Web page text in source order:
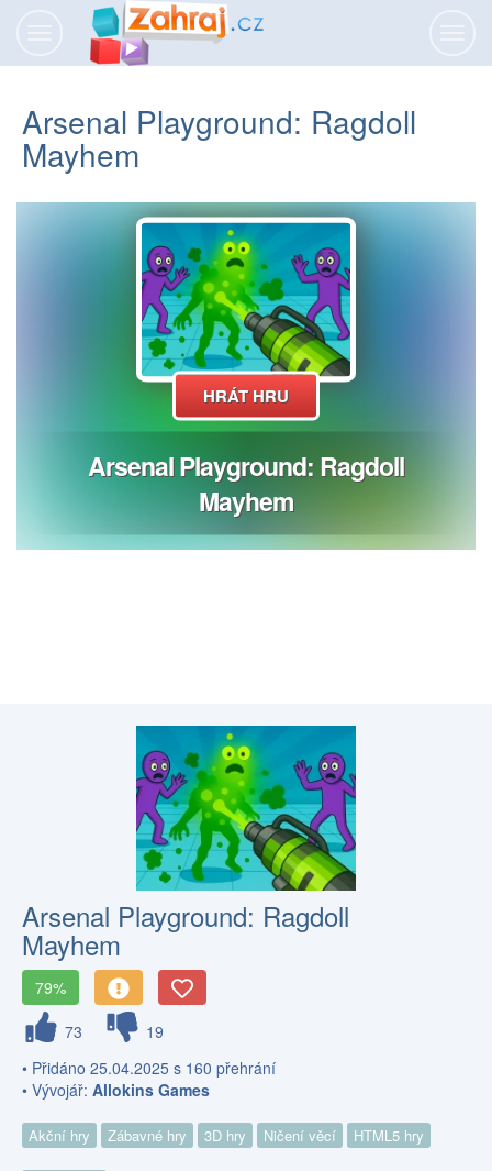
Arsenal Playground: Ragdoll
Mayhem
Arsenal Playground: Ragdoll
Mayhem
79%
73
19
• Přidáno 25.04.2025 s 160 přehrání
• Vývojář: Allokins Games
Akční hry Zábavné hry 3D hry Ničení věcí HTML5 hry